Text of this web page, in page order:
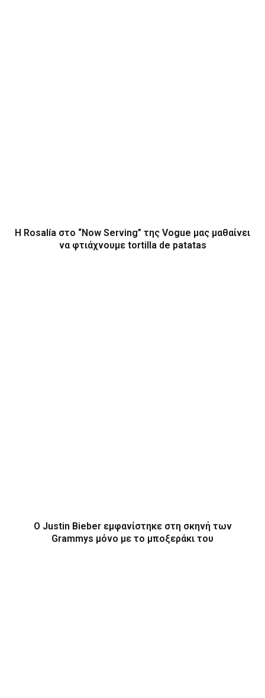
H Rosalía στο “Now Serving” της Vogue μας μαθαίνει
να φτιάχνουμε tortilla de patatas
O Justin Bieber εμφανίστηκε στη σκηνή των
Grammys μόνο με το μποξεράκι του